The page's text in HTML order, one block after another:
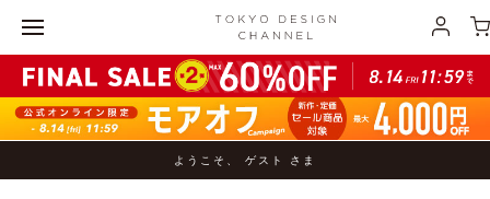
ようこそ、 ゲスト さま